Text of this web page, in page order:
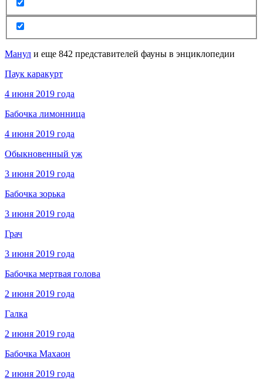
Манул и еще 842 представителей фауны в энциклопедии
Паук каракурт
4 июня 2019 года
Бабочка лимонница
4 июня 2019 года
Обыкновенный уж
3 июня 2019 года
Бабочка зорька
3 июня 2019 года
Грач
3 июня 2019 года
Бабочка мертвая голова
2 июня 2019 года
Галка
2 июня 2019 года
Бабочка Махаон
2 июня 2019 года